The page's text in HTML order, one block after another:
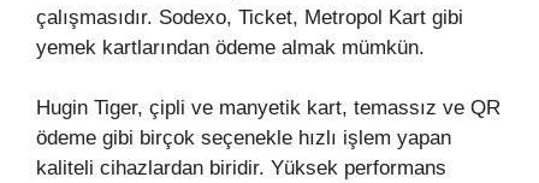
çalışmasıdır. Sodexo, Ticket, Metropol Kart gibi
yemek kartlarından ödeme almak mümkün.
Hugin Tiger, çipli ve manyetik kart, temassız ve QR
ödeme gibi birçok seçenekle hızlı işlem yapan
kaliteli cihazlardan biridir. Yüksek performans